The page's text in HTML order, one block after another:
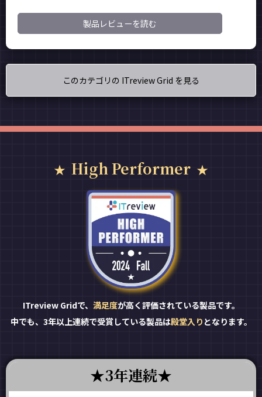
製品レビューを読む
このカテゴリの ITreview Grid を見る
High Performer
ITreview Gridで、 満足度が高く評価されている製品です。
中でも、3年以上連続で受賞している製品は殿堂入り となります。
3年連続